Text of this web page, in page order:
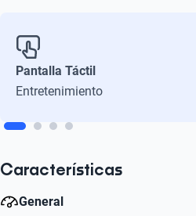
Pantalla Táctil
Entretenimiento
Características
General